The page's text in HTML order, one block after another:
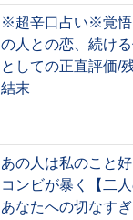
※超辛口占い※覚悟
の人との恋、続け
としての正直評価/
結末
あの人は私のこと
コンビが暴く【二
あなたへの切なす